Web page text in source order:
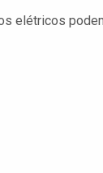
elétricos